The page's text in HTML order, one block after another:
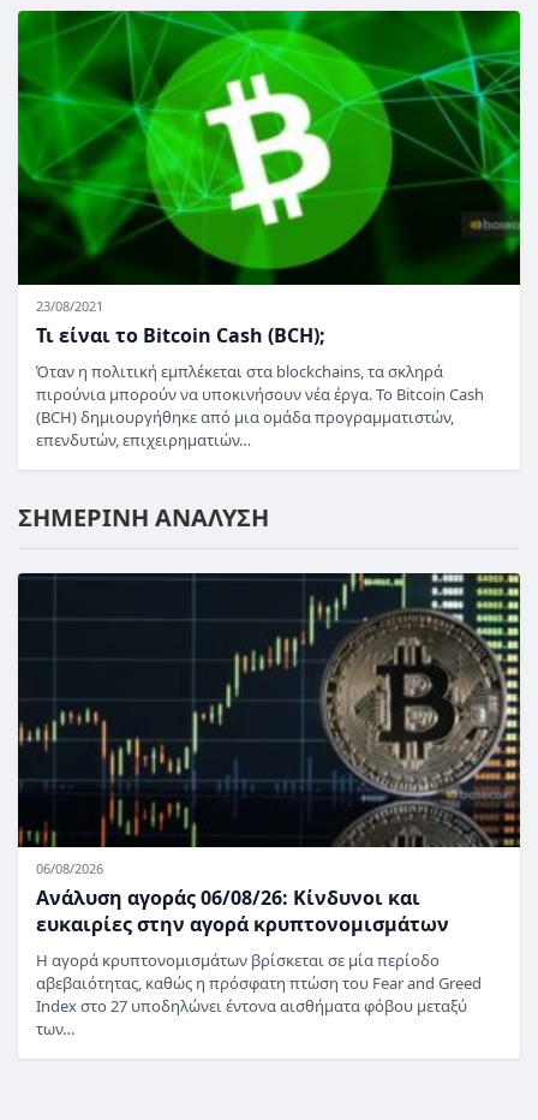
23/08/2021
Τι είναι το Bitcoin Cash (BCH);
Όταν η πολιτική εμπλέκεται στα blockchains, τα σκληρά
πιρούνια μπορούν να υποκινήσουν νέα έργα. Το Bitcoin Cash
(BCH) δημιουργήθηκε από μια ομάδα προγραμματιστών,
επενδυτών, επιχειρηματιών…
ΣΗΜΕΡΙΝΗ ΑΝΑΛΥΣΗ
06/08/2026
Ανάλυση αγοράς 06/08/26: Κίνδυνοι και
ευκαιρίες στην αγορά κρυπτονομισμάτων
Η αγορά κρυπτονομισμάτων βρίσκεται σε μία περίοδο
αβεβαιότητας, καθώς η πρόσφατη πτώση του Fear and Greed
Index στο 27 υποδηλώνει έντονα αισθήματα φόβου μεταξύ
των…